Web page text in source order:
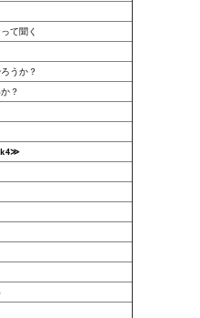
て聞く
うか？
？